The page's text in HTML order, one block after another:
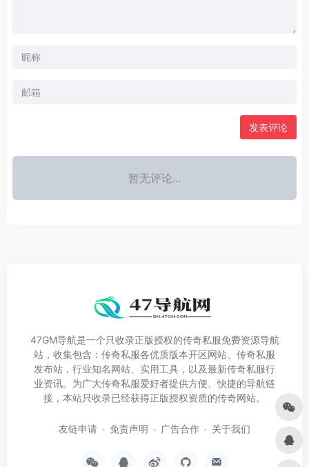
发表评论
暂无评论...
47GM导航是一个只收录正版授权的传奇私服免费资源导航
站，收集包含：传奇私服各优质版本开区网站、传奇私服
发布站，行业知名网站、实用工具，以及最新传奇私服行
业资讯。为广大传奇私服爱好者提供方便、快捷的导航链
接，本站只收录已经获得正版授权资质的传奇网站。
友链申请 免责声明 广告合作 关于我们